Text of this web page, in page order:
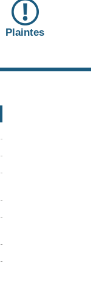
Plaintes